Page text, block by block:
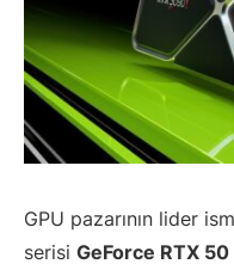
GPU pazarının lider
serisi GeForce RTX 50